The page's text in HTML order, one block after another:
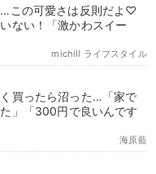
この可愛さは反則だよ♡
ない！「激かわスイー
michill ライフスタイル
買ったら沼った…「家で
」「300円で良いんです
海原藍